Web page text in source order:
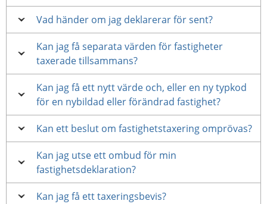
Vad händer om jag deklarerar för sent?
Kan jag få separata värden för fastigheter
taxerade tillsammans?
Kan jag få ett nytt värde och, eller en ny typkod
för en nybildad eller förändrad fastighet?
Kan ett beslut om fastighetstaxering omprövas?
Kan jag utse ett ombud för min
fastighetsdeklaration?
Kan jag få ett taxeringsbevis?